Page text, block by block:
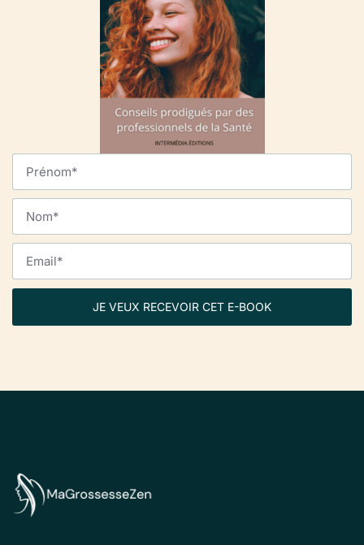
JE VEUX RECEVOIR CET E-BOOK